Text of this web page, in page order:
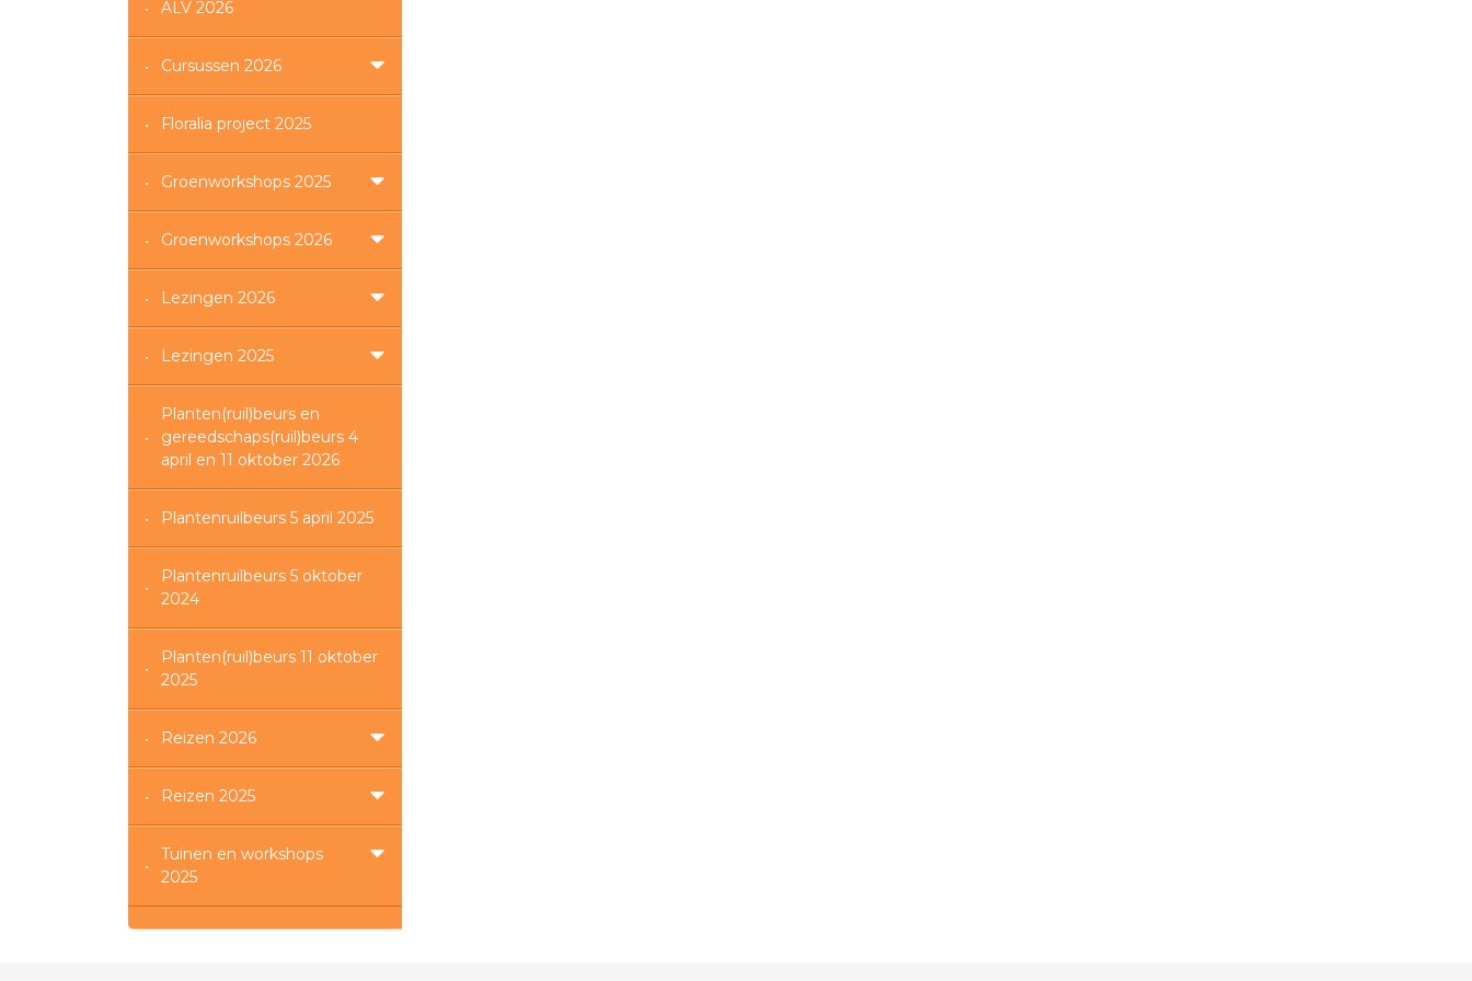
ALV 2026
Cursussen 2026
Floralia project 2025
Groenworkshops 2025
Groenworkshops 2026
Lezingen 2026
Lezingen 2025
Planten(ruil)beurs en
gereedschaps(ruil)beurs 4
april en 11 oktober 2026
Plantenruilbeurs 5 april 2025
Plantenruilbeurs 5 oktober
2024
Planten(ruil)beurs 11 oktober
2025
Reizen 2026
Reizen 2025
Tuinen en workshops
2025